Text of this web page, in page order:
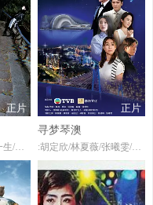
正片
正片
寻梦琴澳
:胡定欣/林夏薇/张曦雯/陈展鹏/谭俊彦/